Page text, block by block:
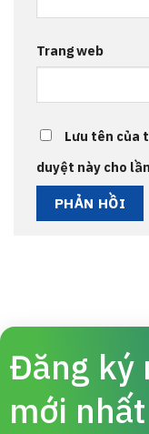
Trang web
Lưu tên của
duyệt này cho
Đăng ký
mới nhất